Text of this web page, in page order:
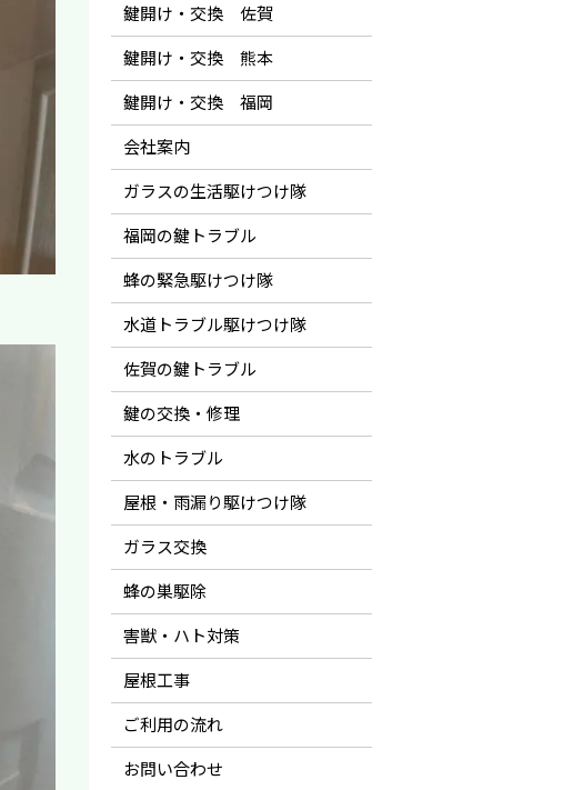
鍵開け・交換 佐賀
鍵開け・交換 熊本
鍵開け・交換 福岡
会社案内
ガラスの生活駆けつけ隊
福岡の鍵トラブル
蜂の緊急駆けつけ隊
水道トラブル駆けつけ隊
佐賀の鍵トラブル
鍵の交換・修理
水のトラブル
屋根・雨漏り駆けつけ隊
ガラス交換
蜂の巣駆除
害獣・ハト対策
屋根工事
ご利用の流れ
お問い合わせ